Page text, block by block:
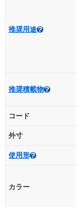
推奨用途
推奨積載物
コード
外寸
使用形
カラー